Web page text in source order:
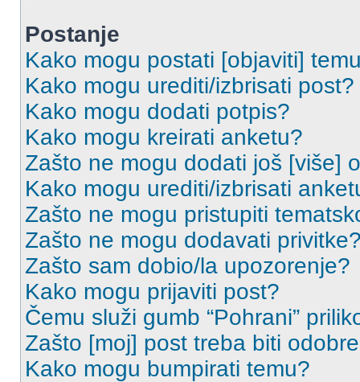
Postanje
Kako mogu postati [objaviti]
Kako mogu urediti/izbrisati post?
Kako mogu dodati potpis?
Kako mogu kreirati anketu?
Zašto ne mogu dodati još [više]
Kako mogu urediti/izbrisati
Zašto ne mogu pristupiti
Zašto ne mogu dodavati
Zašto sam dobio/la upozorenje?
Kako mogu prijaviti post?
Čemu služi gumb “Pohrani”
Zašto [moj] post treba biti
Kako mogu bumpirati temu?